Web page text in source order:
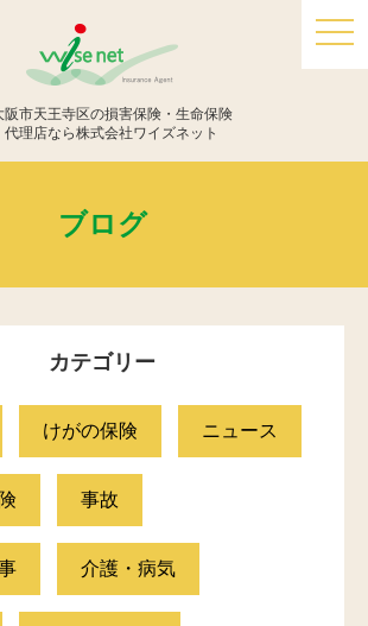
阪市天王寺区の損害保険・生命保険
代理店なら株式会社ワイズネット
ブログ
カテゴリー
けがの保険 ニュース
事故
介護・病気